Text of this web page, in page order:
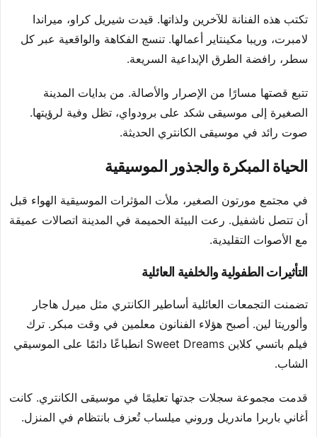
تكتب هذه الفنانة للآخرين ولذاتها. قيدت شيريل كراو، ميراندا
لامبرت، وريبا مكينتاير أعمالها. تنسج الفكاهة والواقعية عبر كل
سطر، رافضة الطرق الإبداعية السريعة.
تتبع قصتها مسارًا من الإصرار والأصالة. من بدايات المدينة
الصغيرة إلى موسيقى شكد على برودواي، تظل وفية لرؤيتها.
صوت رائد في موسيقى الكانتري الحديثة.
الحياة المبكرة والجذور الموسيقية
في مجتمع مورتون الصغير، ملأت المؤثرات الموسيقية الهواء قبل
أن تتصل ناشفيل. رعت البيئة الحميمة في المدينة اتصالات عميقة
مع الأصوات التقليدية.
التأثيرات الطفولية والخلفية العائلية
تضمنت التجمعات العائلية أساطير الكانتري مثل ميرل هاجار
وألوريتا لين. أصبح هؤلاء الفنانون معلمين في وقت مبكر. ترك
فيلم باتسي كلاين Sweet Dreams انطباعًا دائمًا على الموسيقي
الشاب.
قدمت مجموعة سجلات جدتها تعليمًا في موسيقى الكانتري. كانت
أغاني باربرا ماندريل وروني ميلساب تُعزف بانتظام في المنزل.